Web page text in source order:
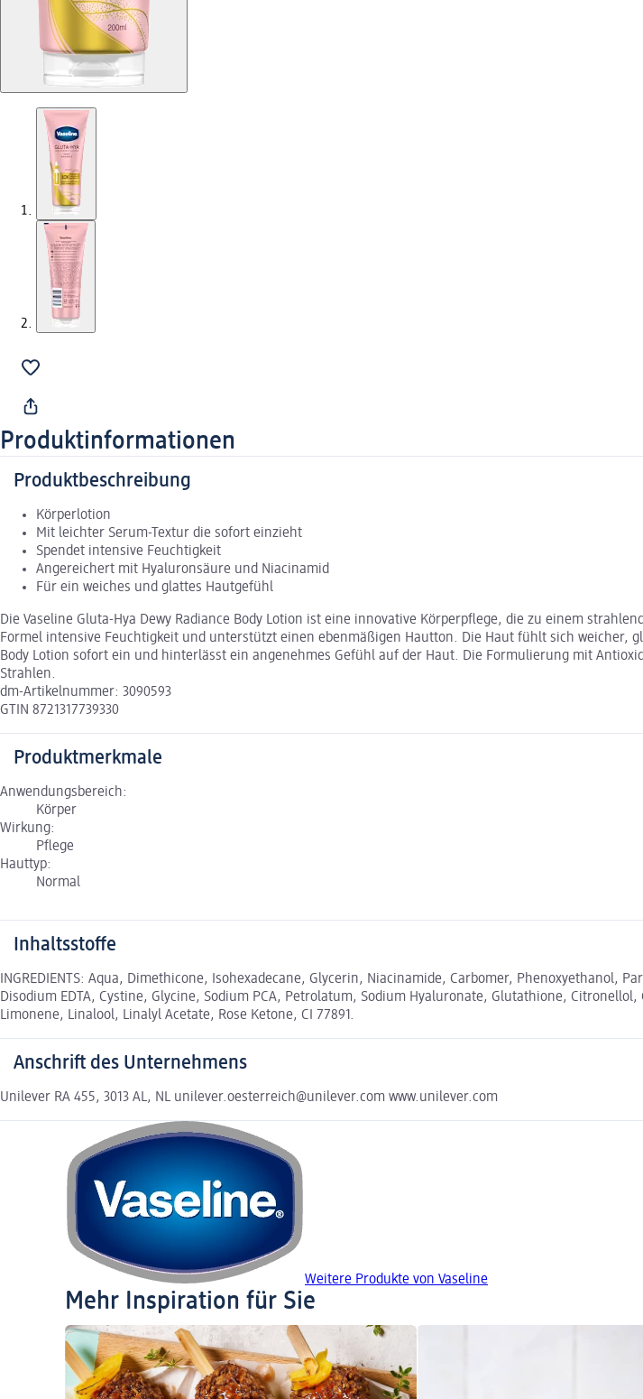
Produktinformationen
Produktbeschreibung
Körperlotion
Mit leichter Serum-Textur die sofort einzieht
Spendet intensive Feuchtigkeit
Angereichert mit Hyaluronsäure und Niacinamid
Für ein weiches und glattes Hautgefühl
Die Vaseline Gluta-Hya Dewy Radiance Body Lotion ist eine innovative Körperpflege, die zu einem
Formel intensive Feuchtigkeit und unterstützt einen ebenmäßigen Hautton. Die Haut fühlt sich weicher,
Body Lotion sofort ein und hinterlässt ein angenehmes Gefühl auf der Haut. Die Formulierung mit
Strahlen.
dm-Artikelnummer: 3090593
GTIN 8721317739330
Produktmerkmale
Anwendungsbereich:
Körper
Wirkung:
Pflege
Hauttyp:
Normal
Inhaltsstoffe
INGREDIENTS: Aqua, Dimethicone, Isohexadecane, Glycerin, Niacinamide, Carbomer, Phenoxyethanol,
Disodium EDTA, Cystine, Glycine, Sodium PCA, Petrolatum, Sodium Hyaluronate, Glutathione,
Limonene, Linalool, Linalyl Acetate, Rose Ketone, CI 77891.
Anschrift des Unternehmens
Unilever RA 455, 3013 AL, NL unilever.oesterreich@unilever.com www.unilever.com
Weitere Produkte von Vaseline
Mehr Inspiration für Sie